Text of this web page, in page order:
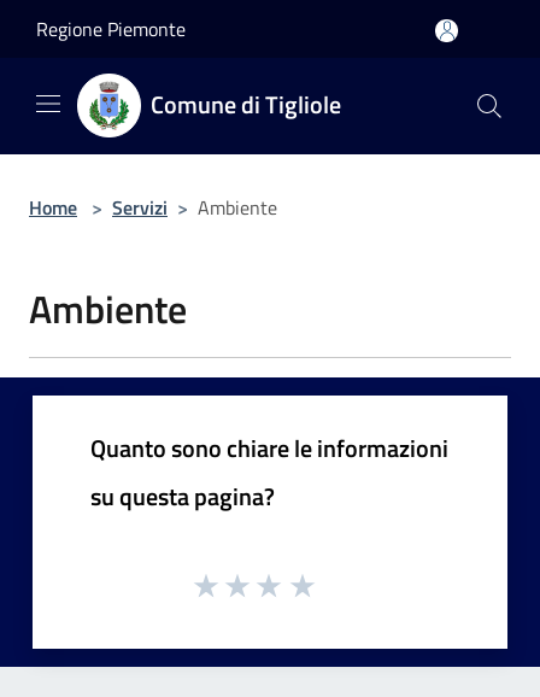
Regione Piemonte
Comune di Tigliole
Home > Servizi > Ambiente
Ambiente
Quanto sono chiare le informazioni
su questa pagina?